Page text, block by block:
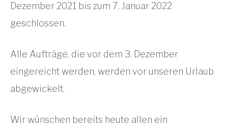
Dezember 2021 bis zum 7. Januar 2022
geschlossen.
Alle Aufträge, die vor dem 3. Dezember
eingereicht werden, werden vor unseren Urlaub
abgewickelt.
Wir wünschen bereits heute allen ein